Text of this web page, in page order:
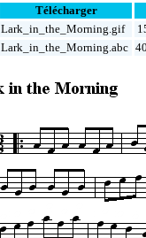
Télécharger
Lark_in_the_Morning.gif
Lark_in_the_Morning.abc